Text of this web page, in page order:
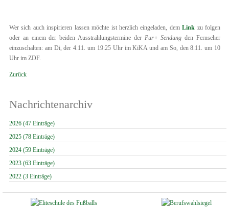
Wer sich auch inspirieren lassen möchte ist herzlich eingeladen, demLink zu folgen
oder an einem der beiden Ausstrahlungstermine der Pur+ Sendung den Fernseher
einzuschalten: am Di, der 4.11. um 19:25 Uhr im KiKA und am So, den 8.11. um 10
Uhr im ZDF.
Zurück
Nachrichtenarchiv
2026 (47 Einträge)
2025 (78 Einträge)
2024 (59 Einträge)
2023 (63 Einträge)
2022 (3 Einträge)